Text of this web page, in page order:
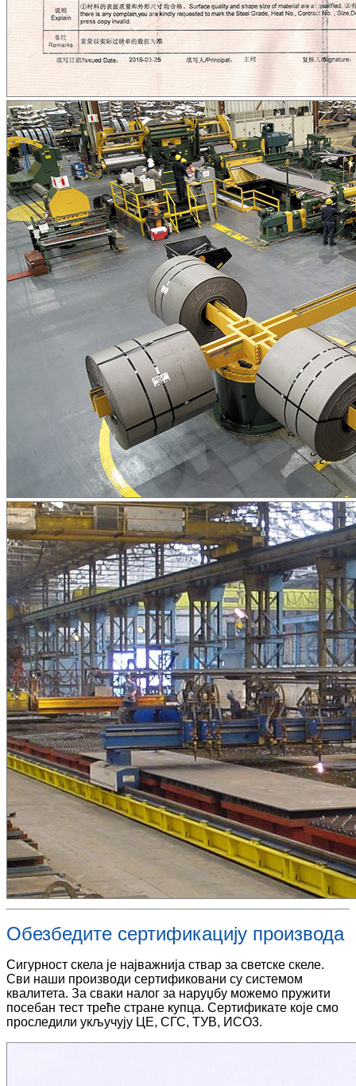
Обезбедите сертификацију производа
Сигурност скела је најважнија ствар за светске скеле.
Сви наши производи сертификовани су системом
квалитета. За сваки налог за наруџбу можемо пружити
посебан тест треће стране купца. Сертификате које смо
проследили укључују ЦЕ, СГС, ТУВ, ИСО3.